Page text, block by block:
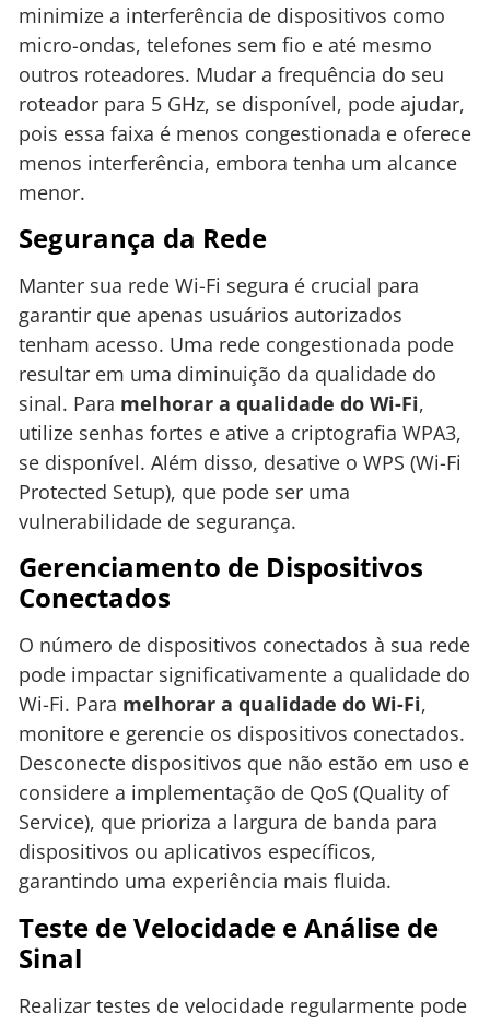
minimize a interferência de dispositivos como
micro-ondas, telefones sem fio e até mesmo
outros roteadores. Mudar a frequência do seu
roteador para 5 GHz, se disponível, pode ajudar,
pois essa faixa é menos congestionada e oferece
menos interferência, embora tenha um alcance
menor.
Segurança da Rede
Manter sua rede Wi-Fi segura é crucial para
garantir que apenas usuários autorizados
tenham acesso. Uma rede congestionada pode
resultar em uma diminuição da qualidade do
sinal. Para melhorar a qualidade do Wi-Fi,
utilize senhas fortes e ative a criptografia WPA3,
se disponível. Além disso, desative o WPS (Wi-Fi
Protected Setup), que pode ser uma
vulnerabilidade de segurança.
Gerenciamento de Dispositivos
Conectados
O número de dispositivos conectados à sua rede
pode impactar significativamente a qualidade do
Wi-Fi. Para melhorar a qualidade do Wi-Fi,
monitore e gerencie os dispositivos conectados.
Desconecte dispositivos que não estão em uso e
considere a implementação de QoS (Quality of
Service), que prioriza a largura de banda para
dispositivos ou aplicativos específicos,
garantindo uma experiência mais fluida.
Teste de Velocidade e Análise de
Sinal
Realizar testes de velocidade regularmente pode